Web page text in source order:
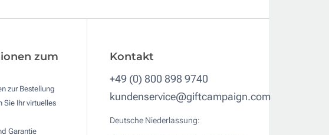
zum
zur Bestellung
Sie Ihr virtuelles
Garantie
Kontakt
+49 (0) 800 898 9740
kundenservice@giftcampaign.com
Deutsche Niederlassung: